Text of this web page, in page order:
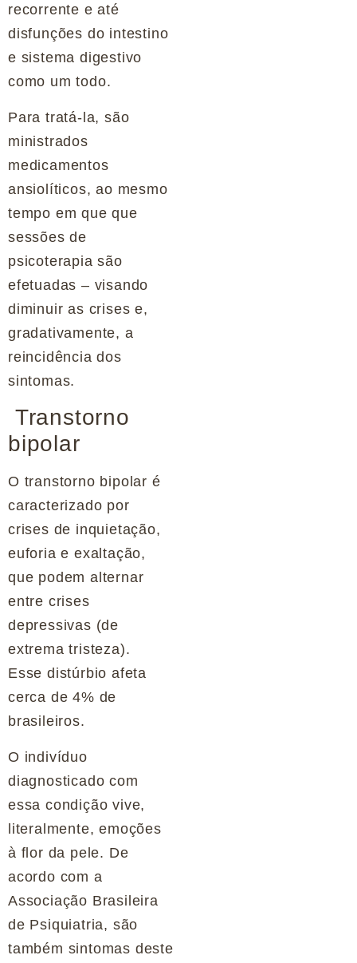
recorrente e até
disfunções do intestino
e sistema digestivo
como um todo.
Para tratá-la, são
ministrados
medicamentos
ansiolíticos, ao mesmo
tempo em que que
sessões de
psicoterapia são
efetuadas – visando
diminuir as crises e,
gradativamente, a
reincidência dos
sintomas.
Transtorno
bipolar
O transtorno bipolar é
caracterizado por
crises de inquietação,
euforia e exaltação,
que podem alternar
entre crises
depressivas (de
extrema tristeza).
Esse distúrbio afeta
cerca de 4% de
brasileiros.
O indivíduo
diagnosticado com
essa condição vive,
literalmente, emoções
à flor da pele. De
acordo com a
Associação Brasileira
de Psiquiatria, são
também sintomas deste